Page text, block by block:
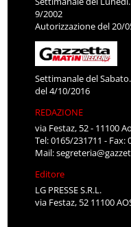
9/2002
Autorizzazione del 20/
Settimanale del
del 4/10/2016
REDAZIONE
via Festaz, 52 - 11100
Tel: 0165/231711 - Fax:
Mail:
Editore
LG PRESSE S.R.L.
via Festaz, 52 11100